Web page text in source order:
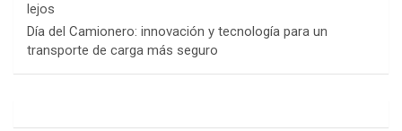
lejos
Día del Camionero: innovación y tecnología para un
transporte de carga más seguro